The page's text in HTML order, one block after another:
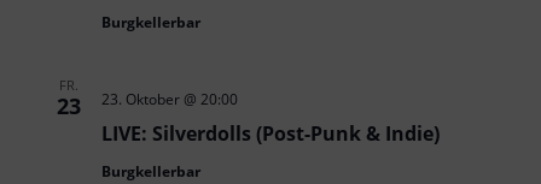
Burgkellerbar
FR.
23
LIVE: Silverdolls (Post-Punk & Indie)
23. Oktober @ 20:00
Burgkellerbar